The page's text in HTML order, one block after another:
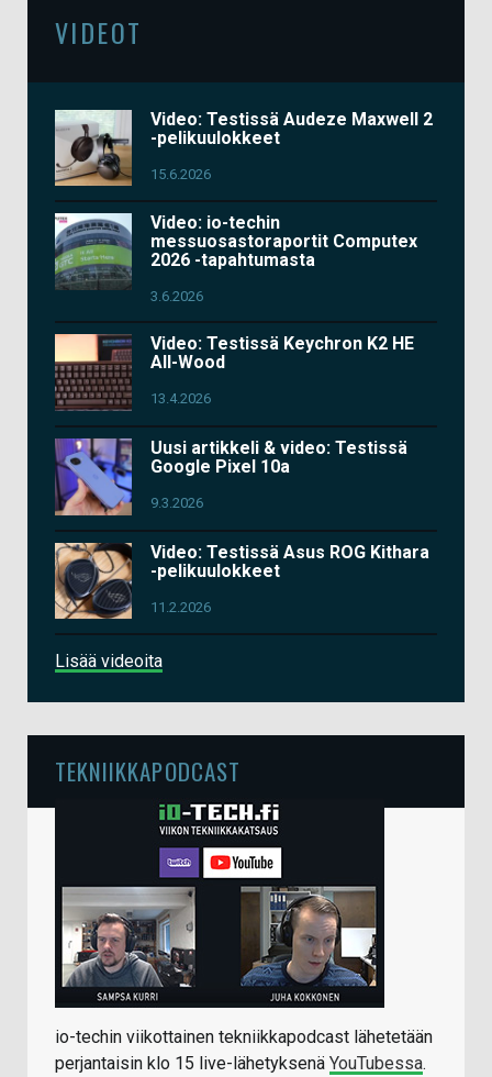
VIDEOT
Video: Testissä Audeze Maxwell 2
-pelikuulokkeet
15.6.2026
Video: io-techin
messuosastoraportit Computex
2026 -tapahtumasta
3.6.2026
Video: Testissä Keychron K2 HE
All-Wood
13.4.2026
Uusi artikkeli & video: Testissä
Google Pixel 10a
9.3.2026
Video: Testissä Asus ROG Kithara
-pelikuulokkeet
11.2.2026
Lisää videoita
TEKNIIKKAPODCAST
io-techin viikottainen tekniikkapodcast lähetetään
perjantaisin klo 15 live-lähetyksenä YouTubessa.